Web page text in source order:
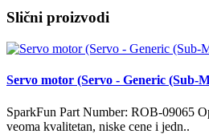
Slični proizvodi
Servo motor (Servo - Generic (Sub-
SparkFun Part Number: ROB-09065
veoma kvalitetan, niske cene i jedn..